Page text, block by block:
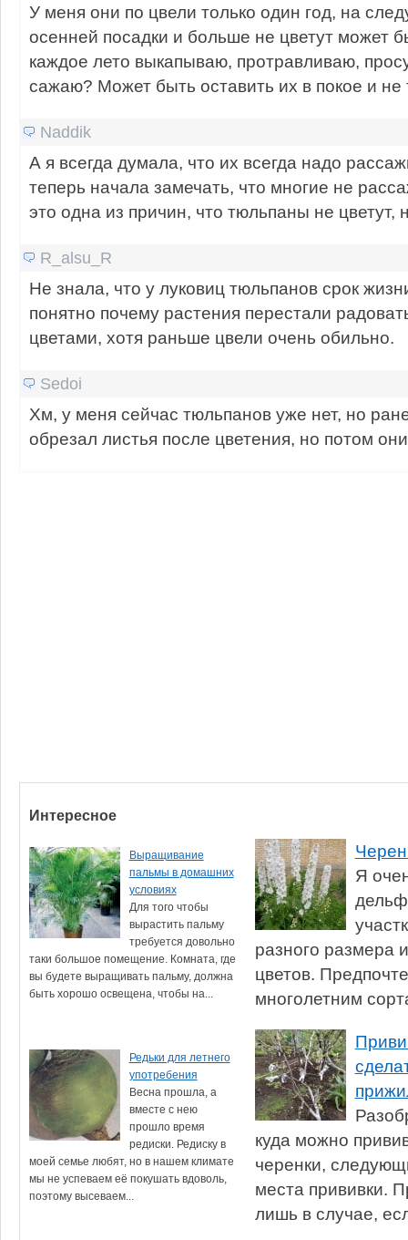
У меня они по цвели только один год, на
осенней посадки и больше не цветут может
каждое лето выкапываю, протравливаю,
сажаю? Может быть оставить их в покое и не
Naddik
А я всегда думала, что их всегда надо
теперь начала замечать, что многие не
это одна из причин, что тюльпаны не цветут,
R_alsu_R
Не знала, что у луковиц тюльпанов срок
понятно почему растения перестали
цветами, хотя раньше цвели очень обильно.
Sedoi
Хм, у меня сейчас тюльпанов уже нет, но
обрезал листья после цветения, но потом
Интересное
Выращивание
пальмы в домашних
условиях
Для того чтобы
вырастить пальму
требуется довольно
таки большое помещение. Комната, где
вы будете выращивать пальму, должна
быть хорошо освещена, чтобы на...
Я
разного размера
цветов.
многолетним
Редьки для летнего
употребения
Весна прошла, а
вместе с нею
прошло время
редиски. Редиску в
моей семье любят, но в нашем климате
мы не успеваем её покушать вдоволь,
поэтому высеваем...
куда можно
черенки,
места прививки.
лишь в случае,